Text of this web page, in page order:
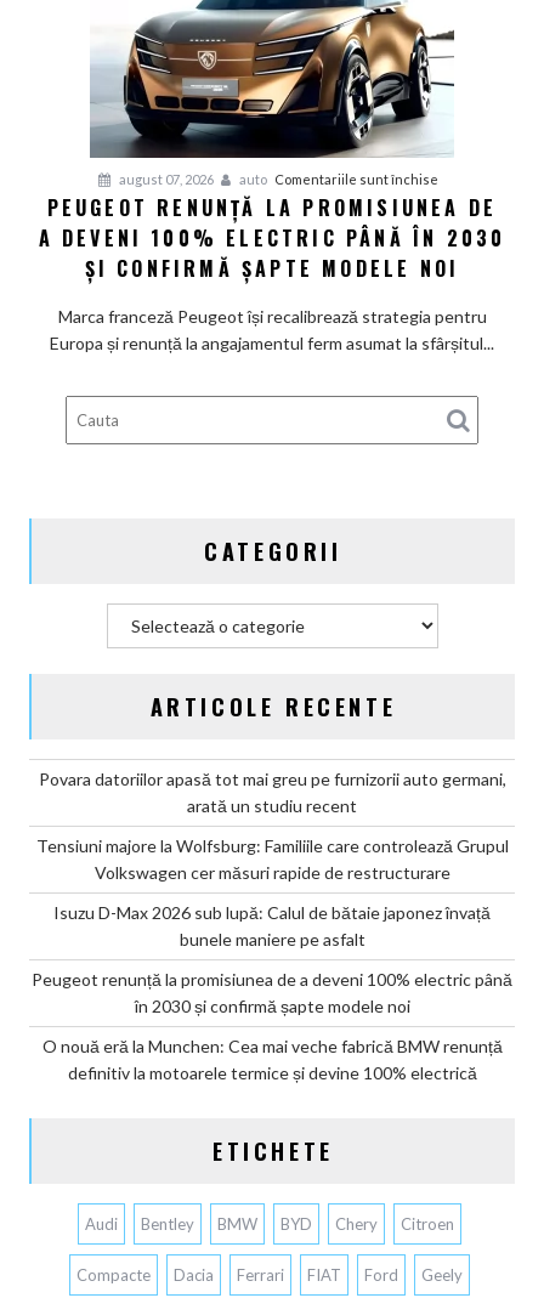
măsuri
rapide
de
august 07, 2026 auto Comentariile sunt închise
Peugeot
renunță
la
de
a
electric
până
modele
PEUGEOT RENUNȚĂ LA PROMISIUNEA DE
A DEVENI 100% ELECTRIC PÂNĂ ÎN 2030
ȘI CONFIRMĂ ȘAPTE MODELE NOI
Marca franceză Peugeot își recalibrează strategia pentru
Europa și renunță la angajamentul ferm asumat la sfârșitul...
CATEGORII
ARTICOLE RECENTE
Povara datoriilor apasă tot mai greu pe furnizorii auto germani,
arată un studiu recent
Tensiuni majore la Wolfsburg: Familiile care controlează Grupul
Volkswagen cer măsuri rapide de restructurare
Isuzu D-Max 2026 sub lupă: Calul de bătaie japonez învață
bunele maniere pe asfalt
Peugeot renunță la promisiunea de a deveni 100% electric până
în 2030 și confirmă șapte modele noi
O nouă eră la Munchen: Cea mai veche fabrică BMW renunță
definitiv la motoarele termice și devine 100% electrică
ETICHETE
Audi Bentley BMW BYD Chery Citroen
Compacte Dacia Ferrari FIAT Ford Geely